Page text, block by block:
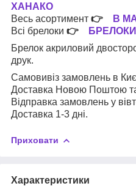
ХАНАКО
Весь асортимент 👉
В
Всі брелоки 👉
БРЕЛОКИ
Брелок акриловий
друк.
Самовивіз замовлень в
Доставка Новою Поштою
Відправка замовлень у
Доставка 1-3 дні.
Приховати
Характеристики